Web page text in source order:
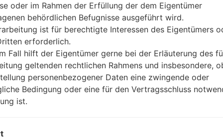
Batterie und Tastatur
entfernbar Li-Ion 3000 mAh
-
3.5mm jack
Version 4.1, A2DP
Ja
A-GPS, GLONASS
Nein
oder im Rahmen der Erfüllung der dem Eigentümer
behördlichen Befugnisse ausgeführt wird.
ist für berechtigte Interessen des Eigentümers
erforderlich.
Fall hilft der Eigentümer gerne bei der Erläuterung des
geltenden rechtlichen Rahmens und insbesondere,
personenbezogener Daten eine zwingende oder
Bedingung oder eine für den Vertragsschluss
ist.